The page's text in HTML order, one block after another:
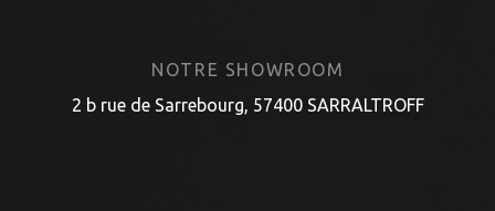
NOTRE SHOWROOM
2 b rue de Sarrebourg, 57400 SARRALTROFF